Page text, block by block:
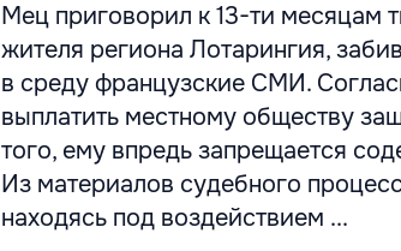
Мец приговорил к 13-ти месяцам
жителя региона Лотарингия,
в среду французские СМИ.
выплатить местному обществу
того, ему впредь запрещается
Из материалов судебного
находясь под воздействием ...